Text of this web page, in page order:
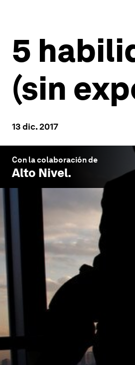
5
(sin
13 dic. 2017
Con la colaboración de
Alto Nivel.